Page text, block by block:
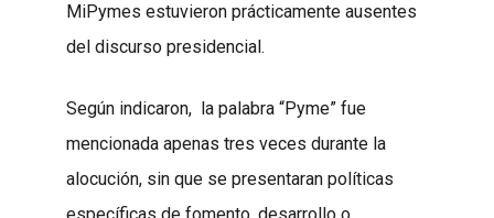
MiPymes estuvieron prácticamente ausentes
del discurso presidencial.
Según indicaron,
la palabra “Pyme” fue
mencionada apenas tres veces durante la
alocución, sin que se presentaran políticas